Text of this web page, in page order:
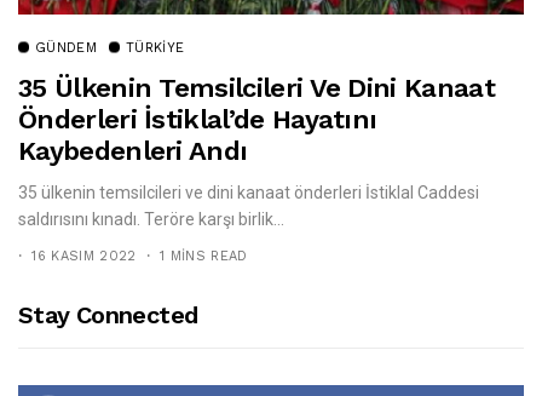
GÜNDEM TÜRKIYE
35 Ülkenin Temsilcileri Ve Dini Kanaat
Önderleri İstiklal’de Hayatını
Kaybedenleri Andı
35 ülkenin temsilcileri ve dini kanaat önderleri İstiklal Caddesi
saldırısını kınadı. Teröre karşı birlik...
16 KASIM 2022 1 MINS READ
Stay Connected